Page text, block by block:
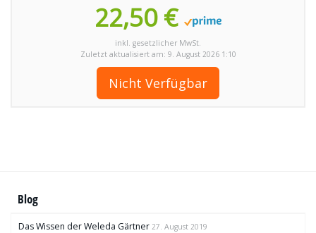
22,50 €
inkl. gesetzlicher MwSt.
Zuletzt aktualisiert am: 9. August 2026 1:10
Nicht Verfügbar
Blog
Das Wissen der Weleda Gärtner 27. August 2019